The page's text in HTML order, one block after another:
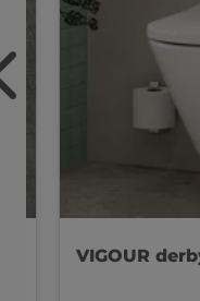
VIGOUR derby